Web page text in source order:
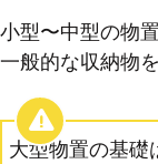
小型〜中型の物
一般的な収納物
大型物置の基礎